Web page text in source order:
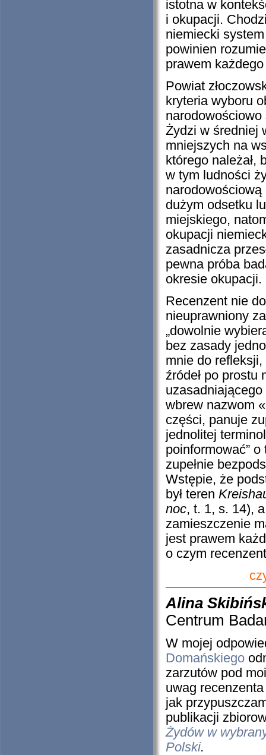
istotna w
i okupacji.
niemiecki
powinien
prawem
Powiat
kryteria wyboru
Żydzi w średniej
mniejszych na
którego należał,
w tym ludności
dużym odsetku
miejskiego,
okupacji
zasadnicza
pewna próba
okresie okupacji.
Recenzent nie
nieuprawniony
„dowolnie
bez zasady
mnie do
źródeł po prostu
wbrew nazwom
części, panuje
jednolitej
poinformować”
zupełnie
Wstępie, że
był teren
noc, t. 1, s. 14),
zamieszczenie
jest prawem
o czym
Alina
Centrum
W mojej
Domańskiego
zarzutów pod
uwag
jak
publikacji
Żydów w
Polski.